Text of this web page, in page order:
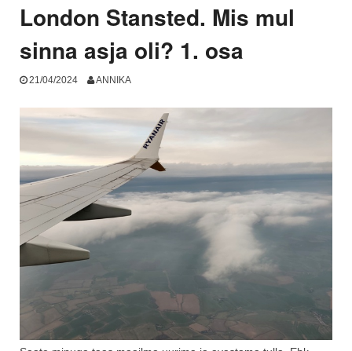
London Stansted. Mis mul
sinna asja oli? 1. osa
21/04/2024 ANNIKA